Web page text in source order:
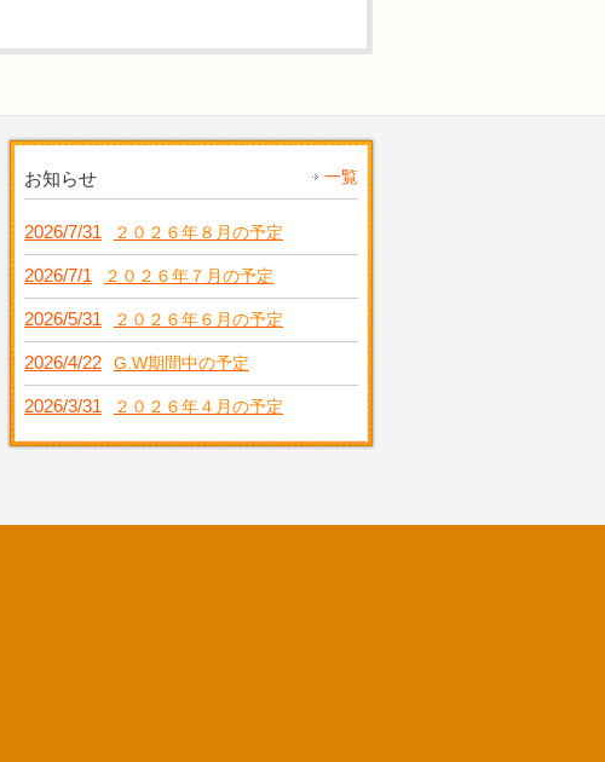
お知らせ 一覧
2026/7/31 ２０２６年８月の予定
2026/7/1 ２０２６年７月の予定
2026/5/31 ２０２６年６月の予定
2026/4/22 G.W期間中の予定
2026/3/31 ２０２６年４月の予定